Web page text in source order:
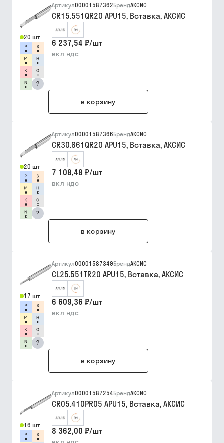
20 шт
?
Артикул00001587362БрендАКСИС
CR15.551QR20 APU15, Вставка, АКСИС
6 237,54 ₽/шт
вкл ндс
в корзину
20 шт
?
Артикул00001587366БрендАКСИС
CR30.661QR20 APU15, Вставка, АКСИС
7 108,48 ₽/шт
вкл ндс
в корзину
17 шт
?
Артикул00001587349БрендАКСИС
CL25.551TR20 APU15, Вставка, АКСИС
6 609,36 ₽/шт
вкл ндс
в корзину
16 шт
Артикул00001587254БрендАКСИС
CR05.410PR05 APU15, Вставка, АКСИС
8 362,00 ₽/шт